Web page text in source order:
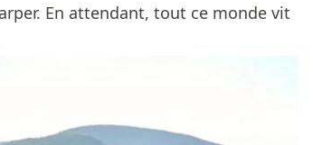
En attendant, tout ce monde vit